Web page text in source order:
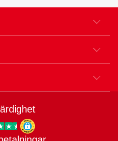
Trygg E-handel